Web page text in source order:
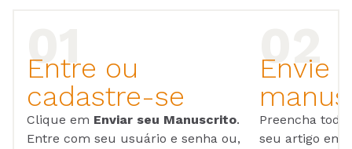
Entre ou
cadastre-se
Clique em Enviar seu Manuscrito.
Entre com seu usuário e senha ou,
Envie
Preencha
seu artigo em